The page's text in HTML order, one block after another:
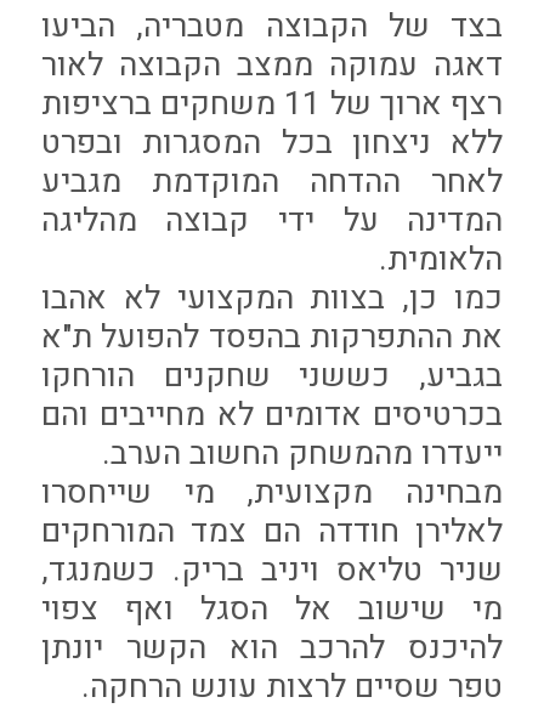
בצד של הקבוצה מטבריה, הביעו
דאגה עמוקה ממצב הקבוצה לאור
רצף ארוך של 11 משחקים ברציפות
ללא ניצחון בכל המסגרות ובפרט
לאחר ההדחה המוקדמת מגביע
המדינה על ידי קבוצה מהליגה
הלאומית.
כמו כן, בצוות המקצועי לא אהבו
את ההתפרקות בהפסד להפועל ת"א
בגביע, כששני שחקנים הורחקו
בכרטיסים אדומים לא מחייבים והם
ייעדרו מהמשחק החשוב הערב.
מבחינה מקצועית, מי שייחסרו
לאלירן חודדה הם צמד המורחקים
שניר טליאס ויניב בריק. כשמנגד,
מי שישוב אל הסגל ואף צפוי
להיכנס להרכב הוא הקשר יונתן
טפר שסיים לרצות עונש הרחקה.